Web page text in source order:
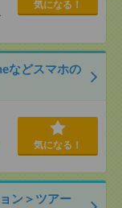
気になる！
などスマホの
気になる！
ン＞ツアー